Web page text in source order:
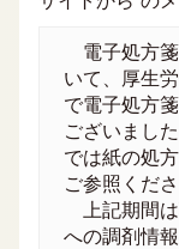
電子処方
いて、厚生
で電子処方
ございまし
では紙の処
ご参照くださ
上記期間
への調剤情